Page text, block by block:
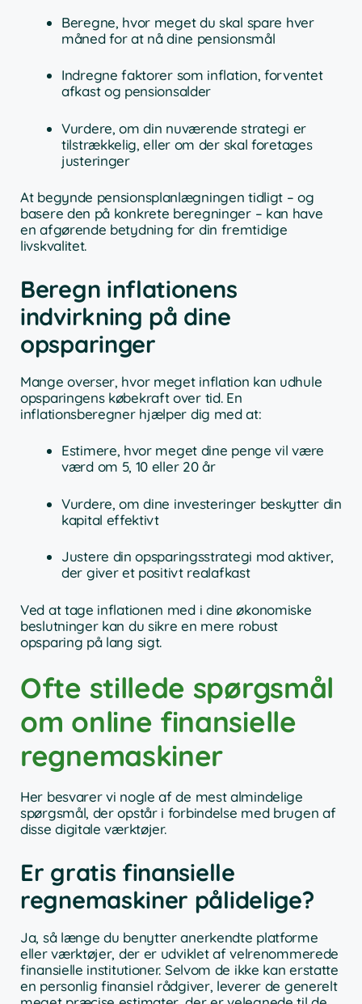
Beregne, hvor meget du skal spare hver
måned for at nå dine pensionsmål
Indregne faktorer som inflation, forventet
afkast og pensionsalder
Vurdere, om din nuværende strategi er
tilstrækkelig, eller om der skal foretages
justeringer
At begynde pensionsplanlægningen tidligt – og
basere den på konkrete beregninger – kan have
en afgørende betydning for din fremtidige
livskvalitet.
Beregn inflationens
indvirkning på dine
opsparinger
Mange overser, hvor meget inflation kan udhule
opsparingens købekraft over tid. En
inflationsberegner hjælper dig med at:
Estimere, hvor meget dine penge vil være
værd om 5, 10 eller 20 år
Vurdere, om dine investeringer beskytter din
kapital effektivt
Justere din opsparingsstrategi mod aktiver,
der giver et positivt realafkast
Ved at tage inflationen med i dine økonomiske
beslutninger kan du sikre en mere robust
opsparing på lang sigt.
Ofte stillede spørgsmål
om online finansielle
regnemaskiner
Her besvarer vi nogle af de mest almindelige
spørgsmål, der opstår i forbindelse med brugen af
disse digitale værktøjer.
Er gratis finansielle
regnemaskiner pålidelige?
Ja, så længe du benytter anerkendte platforme
eller værktøjer, der er udviklet af velrenommerede
finansielle institutioner. Selvom de ikke kan erstatte
en personlig finansiel rådgiver, leverer de generelt